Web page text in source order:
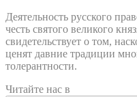
Деятельность русского
честь святого великого
свидетельствует о том,
ценят давние традиции
толерантности.
Читайте нас в